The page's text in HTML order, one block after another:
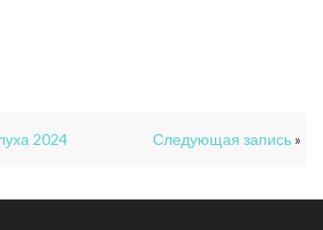
2024 Следующая запись»